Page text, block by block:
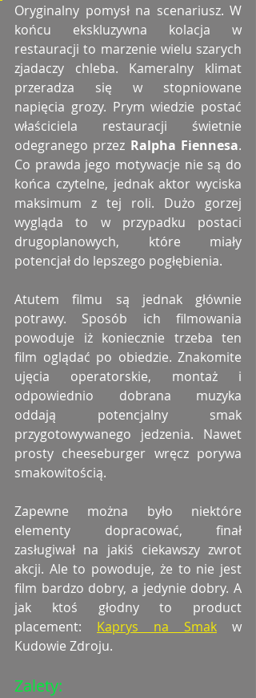
Oryginalny pomysł na scenariusz. W
końcu ekskluzywna kolacja w
restauracji to marzenie wielu szarych
zjadaczy chleba. Kameralny klimat
przeradza się w stopniowane
napięcia grozy. Prym wiedzie postać
właściciela restauracji świetnie
odegranego przez Ralpha Fiennesa.
Co prawda jego motywacje nie są do
końca czytelne, jednak aktor wyciska
maksimum z tej roli. Dużo gorzej
wygląda to w przypadku postaci
drugoplanowych, które miały
potencjał do lepszego pogłębienia.
Atutem filmu są jednak głównie
potrawy. Sposób ich filmowania
powoduje iż koniecznie trzeba ten
film oglądać po obiedzie. Znakomite
ujęcia operatorskie, montaż i
odpowiednio dobrana muzyka
oddają potencjalny smak
przygotowywanego jedzenia. Nawet
prosty cheeseburger wręcz porywa
smakowitością.
Zapewne można było niektóre
elementy dopracować, finał
zasługiwał na jakiś ciekawszy zwrot
akcji. Ale to powoduje, że to nie jest
film bardzo dobry, a jedynie dobry. A
jak ktoś głodny to product
placement: Kaprys na Smak w
Kudowie Zdroju.
Zalety: